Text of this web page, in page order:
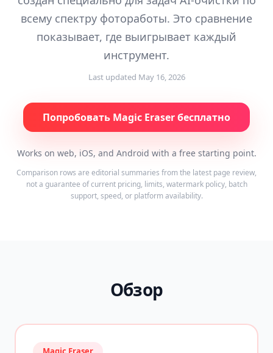
всему спектру фотоработы. Это сравнение
показывает, где выигрывает каждый
инструмент.
Last updated May 16, 2026
Попробовать Magic Eraser бесплатно
Works on web, iOS, and Android with a free starting point.
Comparison rows are editorial summaries from the latest page review,
not a guarantee of current pricing, limits, watermark policy, batch
support, speed, or platform availability.
Обзор